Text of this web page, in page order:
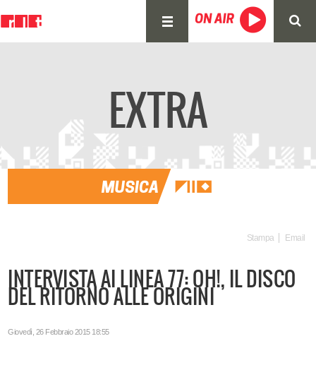
EXTRA
Stampa Email
INTERVISTA AI LINEA 77: OH!, IL DISCO
DEL RITORNO ALLE ORIGINI
Giovedì, 26 Febbraio 2015 18:55